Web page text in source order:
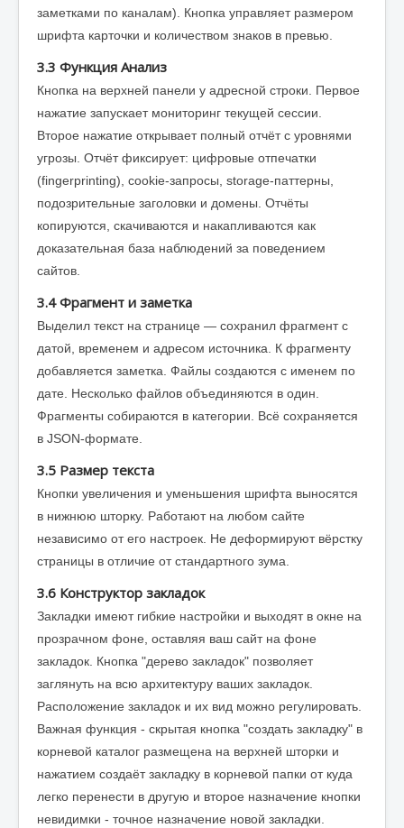
заметками по каналам). Кнопка управляет размером
шрифта карточки и количеством знаков в превью.
3.3 Функция Анализ
Кнопка на верхней панели у адресной строки. Первое
нажатие запускает мониторинг текущей сессии.
Второе нажатие открывает полный отчёт с уровнями
угрозы. Отчёт фиксирует: цифровые отпечатки
(fingerprinting), cookie-запросы, storage-паттерны,
подозрительные заголовки и домены. Отчёты
копируются, скачиваются и накапливаются как
доказательная база наблюдений за поведением
сайтов.
3.4 Фрагмент и заметка
Выделил текст на странице — сохранил фрагмент с
датой, временем и адресом источника. К фрагменту
добавляется заметка. Файлы создаются с именем по
дате. Несколько файлов объединяются в один.
Фрагменты собираются в категории. Всё сохраняется
в JSON-формате.
3.5 Размер текста
Кнопки увеличения и уменьшения шрифта выносятся
в нижнюю шторку. Работают на любом сайте
независимо от его настроек. Не деформируют вёрстку
страницы в отличие от стандартного зума.
3.6 Конструктор закладок
Закладки имеют гибкие настройки и выходят в окне на
прозрачном фоне, оставляя ваш сайт на фоне
закладок. Кнопка "дерево закладок" позволяет
заглянуть на всю архитектуру ваших закладок.
Расположение закладок и их вид можно регулировать.
Важная функция - скрытая кнопка "создать закладку" в
корневой каталог размещена на верхней шторки и
нажатием создаёт закладку в корневой папки от куда
легко перенести в другую и второе назначение кнопки
невидимки - точное назначение новой закладки.